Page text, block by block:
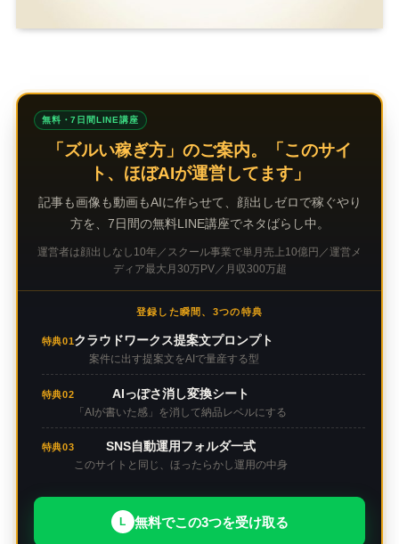
無料・7日間LINE講座
「ズルい稼ぎ方」のご案内。「このサイ
ト、ほぼAIが運営してます」
記事も画像も動画もAIに作らせて、顔出しゼロで稼ぐやり
方を、7日間の無料LINE講座でネタばらし中。
運営者は顔出しなし10年／スクール事業で単月売上10億円／運営メ
ディア最大月30万PV／月収300万超
登録した瞬間、3つの特典
特典01クラウドワークス提案文プロンプト
案件に出す提案文をAIで量産する型
特典02 AIっぽさ消し変換シート
「AIが書いた感」を消して納品レベルにする
特典03 SNS自動運用フォルダ一式
このサイトと同じ、ほったらかし運用の中身
L 無料でこの3つを受け取る